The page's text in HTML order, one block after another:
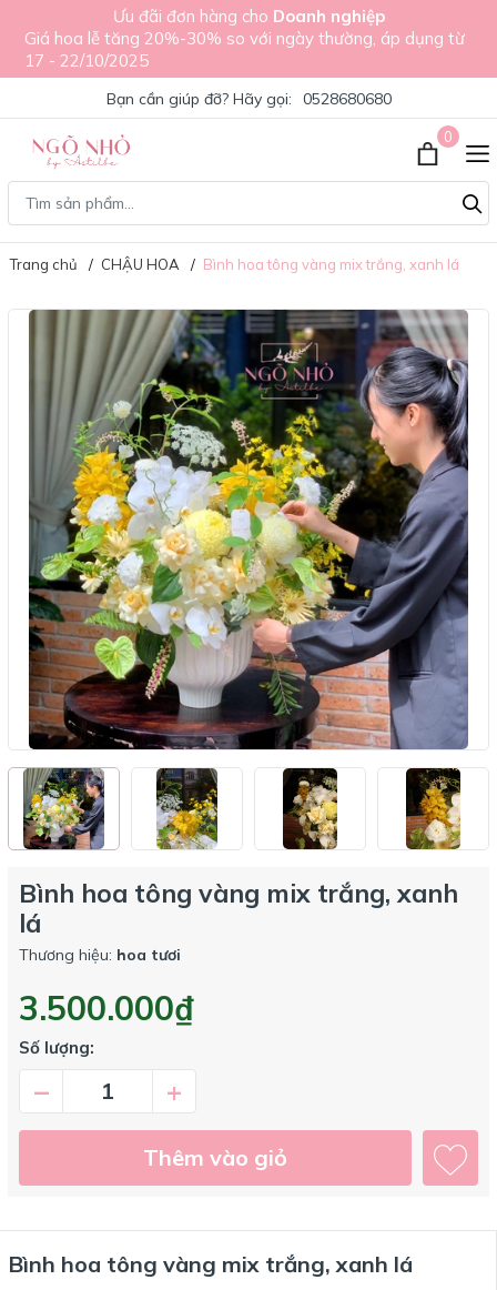
Ưu đãi đơn hàng cho Doanh nghiệp
Giá hoa lễ tăng 20%-30% so với ngày thường, áp dụng từ
17 - 22/10/2025
Bạn cần giúp đỡ? Hãy gọi: 0528680680
0
Trang chủ CHẬU HOA Bình hoa tông vàng mix trắng, xanh lá
Bình hoa tông vàng mix trắng, xanh
lá
Thương hiệu: hoa tươi
3.500.000₫
Số lượng:
– +
Thêm vào giỏ
Bình hoa tông vàng mix trắng, xanh lá